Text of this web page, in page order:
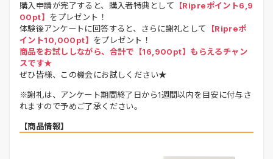
購入申請が完了すると、購入者特典として 【Ripreポイント6,9
00pt】 をプレゼント！
体験後アンケートに回答すると、さらに謝礼として
【Ripreポ
イント10,000pt】 をプレゼント！
商品をお試ししながら、合計で【16,900pt】もらえるチャン
スです★
ぜひ皆様、この機会にお試しください★
※謝礼は、アンケート期間終了日から1週間以内を目安に付与さ
れますので予めご了承ください。
【商品情報】